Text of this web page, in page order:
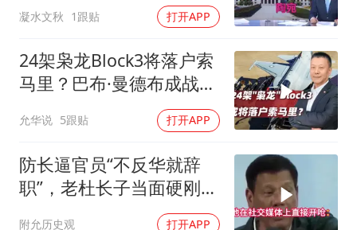
构建更高水平的全民健身公共服务体系
凝水文秋 1跟贴 打开APP
24架枭龙Block3将落户索
马里？巴布·曼德布成战略
允华说 5跟贴 打开APP
防长逼官员“不反华就辞
职”，老杜长子当面硬刚：
附允历史观 打开APP